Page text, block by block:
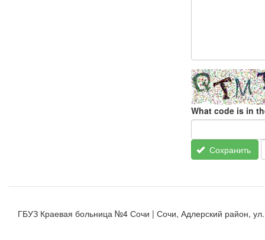
What code is in
Сохранить
ГБУЗ Краевая больница №4 Сочи | Сочи, Адлерский район,